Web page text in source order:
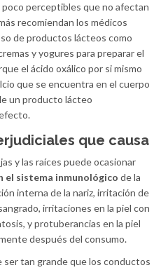
perceptibles que no afectan
recomiendan los médicos
de productos lácteos como
y yogures para preparar el
el ácido oxálico por si mismo
que se encuentra en el cuerpo
un producto lácteo
que causa
y las raíces puede ocasionar
el sistema inmunológico de la
interna de la nariz, irritación de
irritaciones en la piel con
y protuberancias en la piel
después del consumo.
ser tan grande que los conductos